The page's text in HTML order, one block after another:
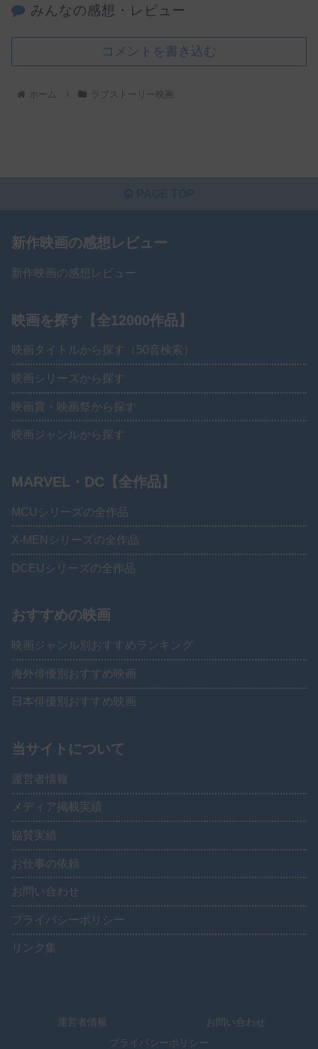
みんなの感想・レビュー
コメントを書き込む
ホーム ラブストーリー映画
新作映画の感想レビュー
新作映画の感想レビュー
映画を探す【全12000作品】
映画タイトルから探す（50音検索）
映画シリーズから探す
映画賞・映画祭から探す
映画ジャンルから探す
MARVEL・DC【全作品】
MCUシリーズの全作品
X-MENシリーズの全作品
DCEUシリーズの全作品
おすすめの映画
映画ジャンル別おすすめランキング
海外俳優別おすすめ映画
日本俳優別おすすめ映画
当サイトについて
運営者情報
メディア掲載実績
協賛実績
お仕事の依頼
お問い合わせ
プライバシーポリシー
リンク集
運営者情報
お問い合わせ
プライバシーポリシー